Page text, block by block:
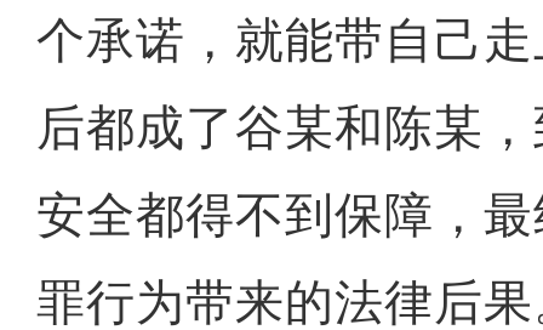
个承诺，就能带自己
后都成了谷某和陈某
安全都得不到保障，
罪行为带来的法律后